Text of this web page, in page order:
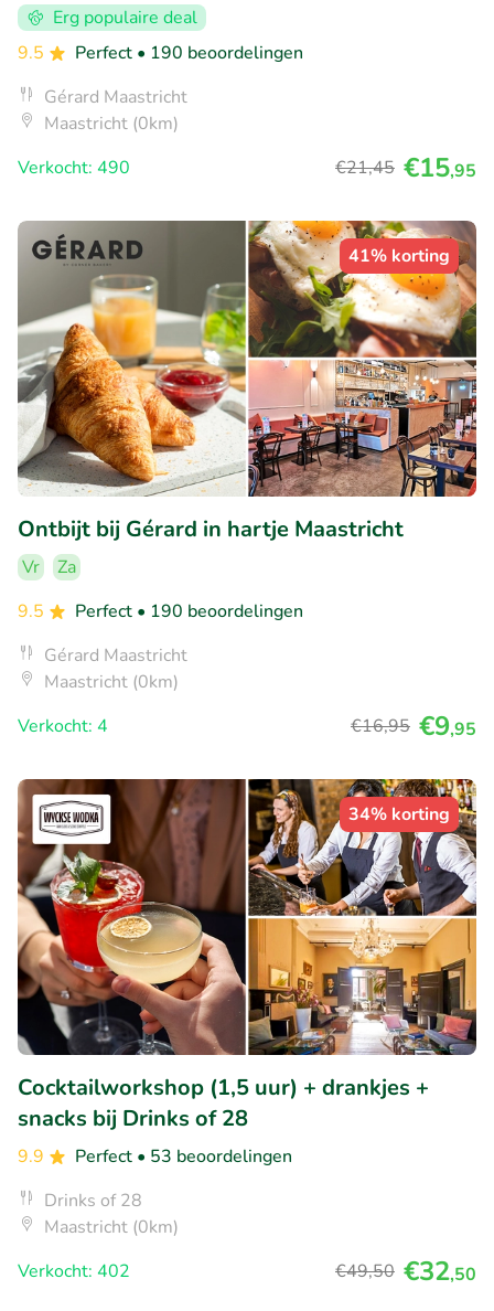
Erg populaire deal
9.5
Perfect • 190 beoordelingen
Gérard Maastricht
Maastricht (0km)
Verkocht: 490
€21,45 €15,95
41% korting
Ontbijt bij Gérard in hartje Maastricht
Vr
Za
9.5
Perfect • 190 beoordelingen
Gérard Maastricht
Maastricht (0km)
Verkocht: 4
€16,95 €9,95
34% korting
Cocktailworkshop (1,5 uur) + drankjes +
snacks bij Drinks of 28
9.9 Perfect • 53 beoordelingen
Drinks of 28
Maastricht (0km)
Verkocht: 402
€49,50 €32,50